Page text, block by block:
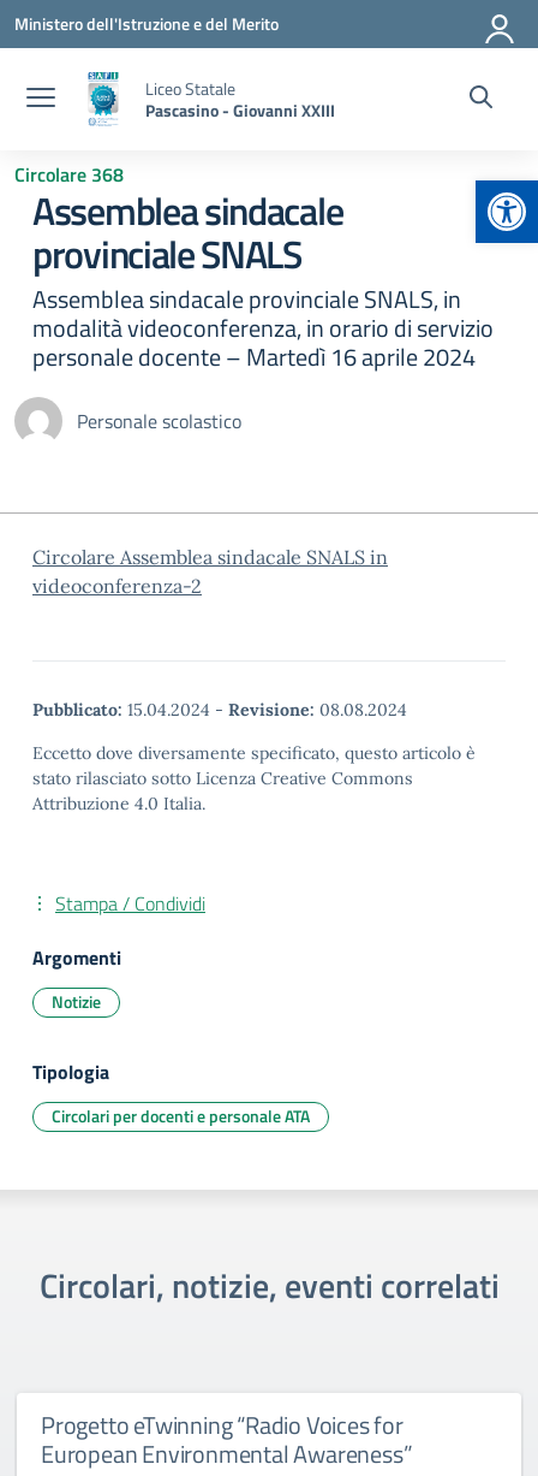
Vai ai contenuti
Vai al menu di navigazione
Vai al footer
Ministero dell'Istruzione e del Merito
Liceo Statale
Pascasino - Giovanni XXIII
Circolare 368
Assemblea sindacale
provinciale SNALS
Assemblea sindacale provinciale SNALS, in
modalità videoconferenza, in orario di servizio
personale docente – Martedì 16 aprile 2024
Personale scolastico
Circolare Assemblea sindacale SNALS in
videoconferenza-2
Pubblicato: 15.04.2024 - Revisione: 08.08.2024
Eccetto dove diversamente specificato, questo articolo è
stato rilasciato sotto Licenza Creative Commons
Attribuzione 4.0 Italia.
Stampa / Condividi
Argomenti
Notizie
Tipologia
Circolari per docenti e personale ATA
Circolari, notizie, eventi correlati
Progetto eTwinning “Radio Voices for
European Environmental Awareness”